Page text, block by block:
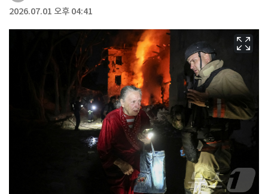
2026.07.01 오후 04:41